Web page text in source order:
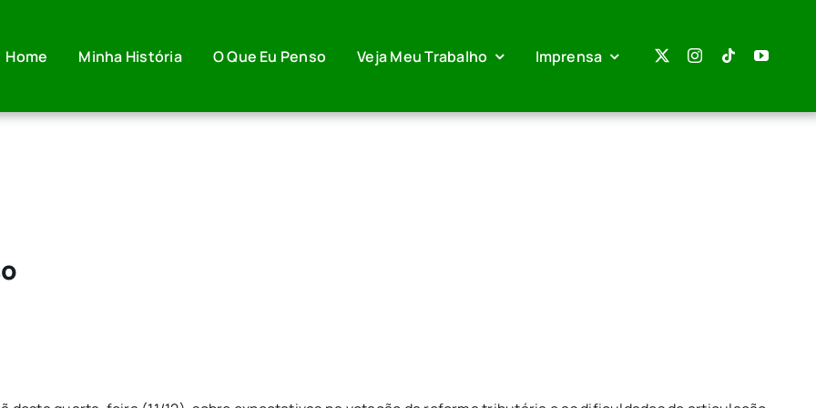
Home Minha História O Que Eu Penso Veja Meu Trabalho Imprensa